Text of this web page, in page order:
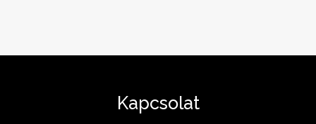
Kapcsolat